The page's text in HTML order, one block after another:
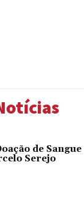
de Sangue
Serejo